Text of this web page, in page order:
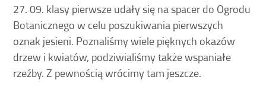
27. 09. klasy pierwsze udały się na spacer do Ogrodu
Botanicznego w celu poszukiwania pierwszych
oznak jesieni. Poznaliśmy wiele pięknych okazów
drzew i kwiatów, podziwialiśmy także wspaniałe
rzeźby. Z pewnością wrócimy tam jeszcze.